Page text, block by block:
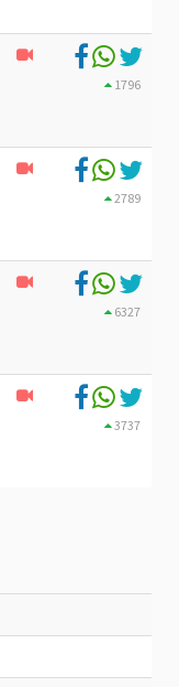
1796
2789
6327
3737